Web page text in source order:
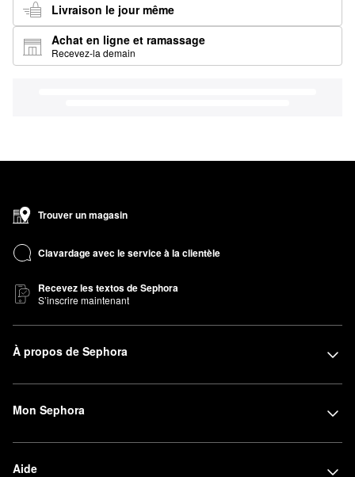
Livraison le jour même
Achat en ligne et ramassage
Recevez-la demain
Trouver un magasin
Clavardage avec le service à la clientèle
Recevez les textos de Sephora
S’inscrire maintenant
À propos de Sephora
Mon Sephora
Aide